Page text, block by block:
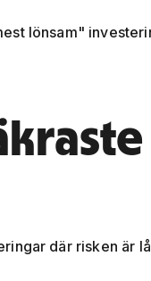
lönsam"
där risken är